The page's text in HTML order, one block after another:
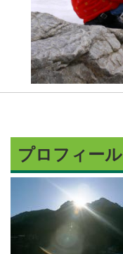
プロフィール